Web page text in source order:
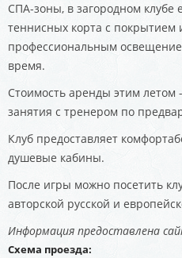
СПА-зоны, в загородном клубе
теннисных корта с покрытием
профессиональным
время.
Стоимость аренды этим
занятия с тренером по
Клуб предоставляет
душевые кабины.
После игры можно посетить
авторской русской и
Информация предоставлена
Схема проезда: